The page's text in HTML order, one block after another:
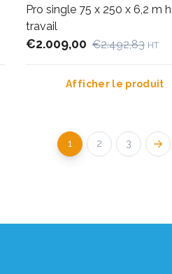
Pro single 75 x 250 x 6,2 m
travail
€2.009,00 €2.492,83 HT
Afficher le produit
1 2 3